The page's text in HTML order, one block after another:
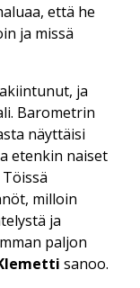
että he
ja missä
ja
Barometrin
näyttäisi
etenkin naiset
milloin
ja
paljon
sanoo.